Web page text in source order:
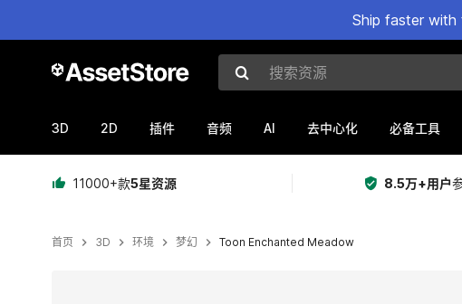
Ship faster
搜索资源
3D 2D 插件 音频 AI 去中心化 必备工具
11000+款5星资源 8.5万+用户
首页 3D 环境 梦幻 Toon Enchanted Meadow